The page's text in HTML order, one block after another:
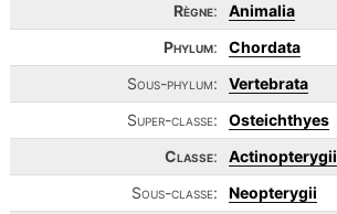
Règne:
Animalia
Phylum:
Chordata
Sous-phylum:
Vertebrata
Super-classe:
Osteichthyes
Classe:
Actinopterygii
Sous-classe:
Neopterygii